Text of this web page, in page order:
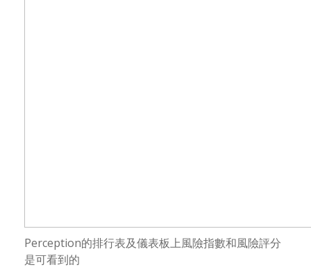
Perception的排行表及儀表板上風險指數和風險評分
是可看到的